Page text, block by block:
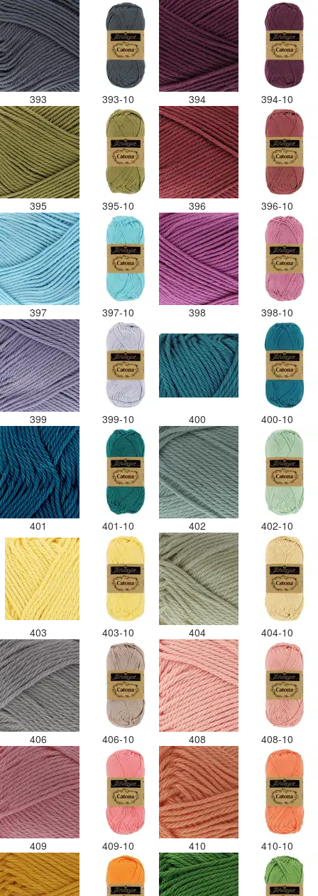
393 393-10 394 394-10
395 395-10 396 396-10
397 397-10 398 398-10
399 399-10 400 400-10
401 401-10 402 402-10
403 403-10 404 404-10
406 406-10 408 408-10
409 409-10 410 410-10